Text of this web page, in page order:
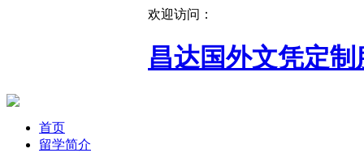
欢迎访问：
昌达国外文凭定制
首页
留学简介